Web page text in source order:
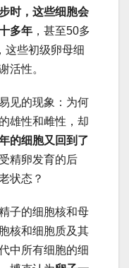
时，这些细胞会
多年 ，甚至50多
这些初级卵母细
活性。
见的现象：为何
雄性和雌性，却
的细胞又回到了
精卵发育的后
状态？
子的细胞核和母
核和细胞质及其
中所有细胞的细